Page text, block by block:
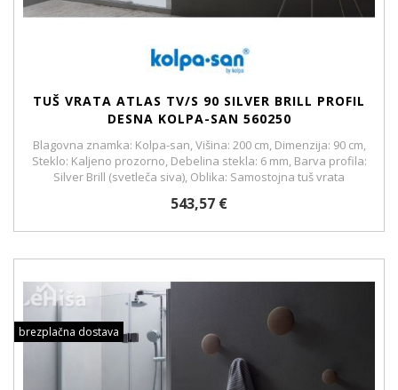
TUŠ VRATA ATLAS TV/S 90 SILVER BRILL PROFIL
DESNA KOLPA-SAN 560250
Blagovna znamka: Kolpa-san, Višina: 200 cm, Dimenzija: 90 cm,
Steklo: Kaljeno prozorno, Debelina stekla: 6 mm, Barva profila:
Silver Brill (svetleča siva), Oblika: Samostojna tuš vrata
543,57 €
brezplačna dostava